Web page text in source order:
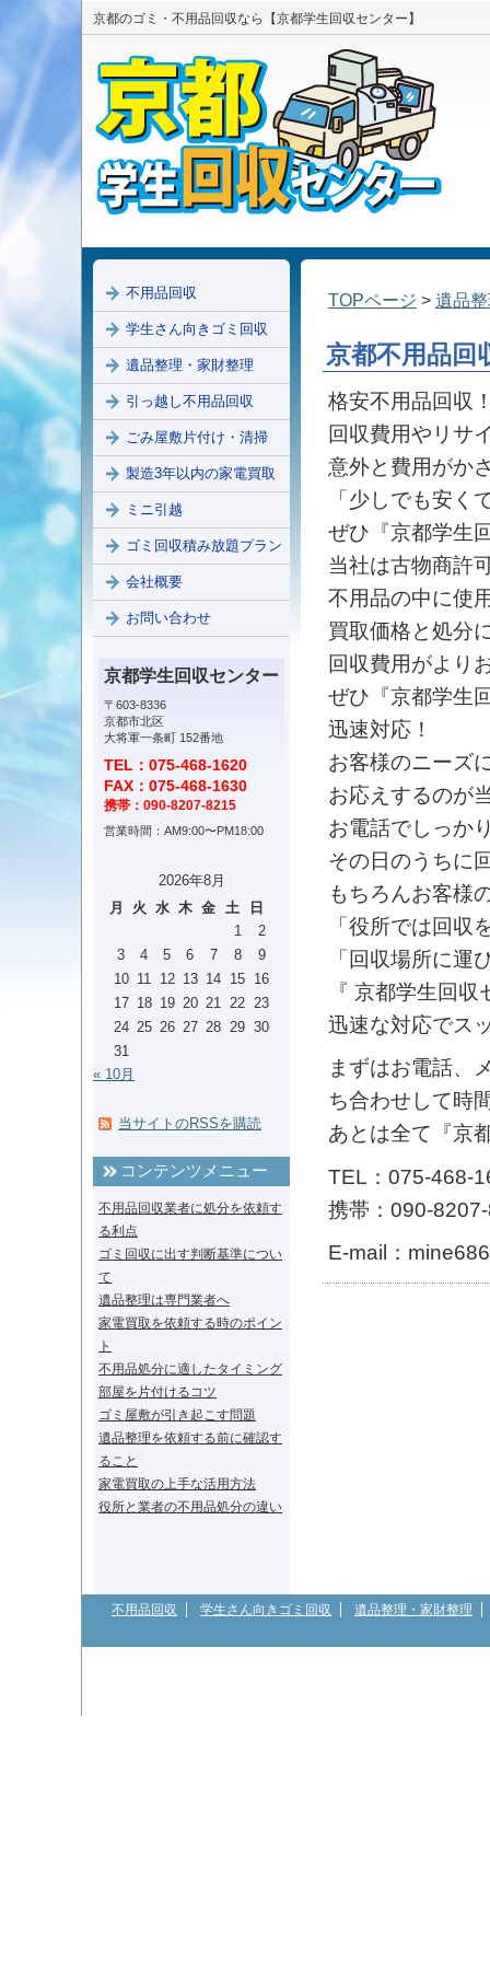
京都のゴミ・不用品回収なら【京都学生回収センター】
TOPページ > 遺品
京都不用品回
格安不用品回収
回収費用やリサ
意外と費用がか
「少しでも安
ぜひ『京都学生
当社は古物商許
不用品の中に使
買取価格と処分
回収費用がより
ぜひ『京都学生
迅速対応！
お客様のニーズ
お応えするのが
お電話でしっか
その日のうちに
もちろんお客様
「役所では回収
「回収場所に運
『 京都学生回
迅速な対応でス
まずはお電話、
ち合わせして時
あとは全て『京
TEL：075-
携帯：090-
E-mail：
不用品回収
学生さん向きゴミ回収
遺品整理・家財整理
引っ越し不用品回収
ごみ屋敷片付け・清掃
製造3年以内の家電買取
ミニ引越
ゴミ回収積み放題プラン
会社概要
お問い合わせ
京都学生回収センター
〒603-8336
京都市北区
大将軍一条町 152番地
TEL：075-468-1620
FAX：075-468-1630
携帯：090-8207-8215
営業時間：AM9:00〜PM18:00
2026年8月
月
火 水 木 金 土
日
1
2
3
4 5 6 7 8
9
10 11 12 13 14 15 16
17 18 19 20 21 22 23
24 25 26 27 28 29 30
31
« 10月
当サイトのRSSを購読
コンテンツメニュー
不用品回収業者に処分を依頼す
る利点
ゴミ回収に出す判断基準につい
て
遺品整理は専門業者へ
家電買取を依頼する時のポイン
ト
不用品処分に適したタイミング
部屋を片付けるコツ
ゴミ屋敷が引き起こす問題
遺品整理を依頼する前に確認す
ること
家電買取の上手な活用方法
役所と業者の不用品処分の違い
不用品回収 学生さん向きゴミ回収 遺品整理・家財整理